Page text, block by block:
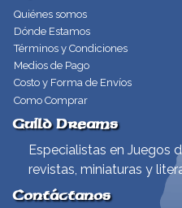
Quiénes somos
Dónde Estamos
Términos y Condiciones
Medios de Pago
Costo y Forma de Envíos
Como Comprar
Guild Dreams
Especialistas en Juegos
revistas, miniaturas y
Contáctanos